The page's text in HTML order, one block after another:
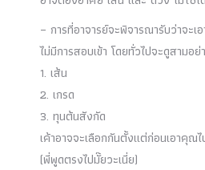
– การที่อาจารย์จะพิจารณารับว่าจะเ
ไม่มีการสอบเข้า โดยทั่วไปจะดูสามอ
1. เส้น
2. เกรด
3. ทุนต้นสังกัด
เค้าอาจจะเลือกกันตั้งแต่ก่อนเอาคุ
(พี่พูดตรงไปมั๊ยวะเนี่ย)